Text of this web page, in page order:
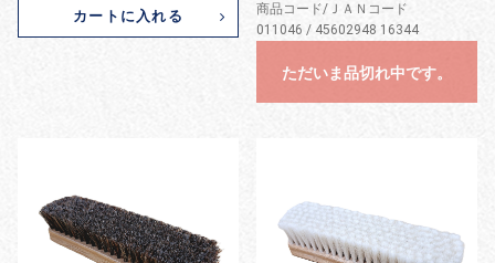
カートに入れる
商品コード/ＪＡＮコード
011046 / 45602948 16344
ただいま品切れ中です。